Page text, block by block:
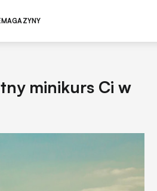
MAGAZYNY
minikurs Ci w